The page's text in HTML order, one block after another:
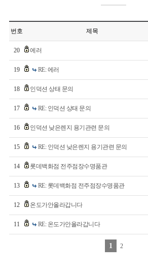
번호 제목
20 에러
19 RE: 에러
18 인덕션 상태 문의
17 RE: 인덕션 상태 문의
16 인덕션 낮은렌지 용기관련 문의
15 RE: 인덕션 낮은렌지 용기관련 문의
14 롯데백화점 전주점장수명품관
13 RE: 롯데백화점 전주점장수명품관
12 온도가안올라갑니다
11 RE: 온도가안올라갑니다
1 2